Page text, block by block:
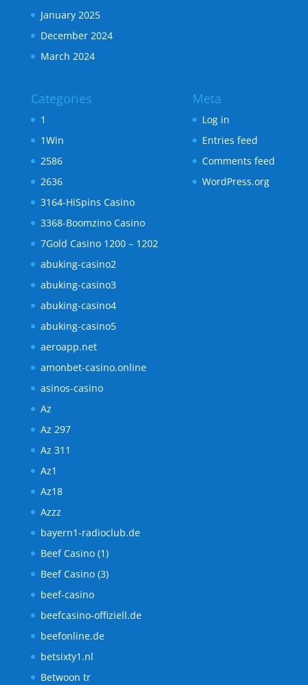
January 2025
December 2024
March 2024
Categories
1
1Win
2586
2636
3164-HiSpins Casino
3368-Boomzino Casino
7Gold Casino 1200 – 1202
abuking-casino2
abuking-casino3
abuking-casino4
abuking-casino5
aeroapp.net
amonbet-casino.online
asinos-casino
Az
Az 297
Az 311
Az1
Az18
Azzz
bayern1-radioclub.de
Beef Casino (1)
Beef Casino (3)
beef-casino
beefcasino-offiziell.de
beefonline.de
betsixty1.nl
Betwoon tr
Meta
Log in
Entries feed
Comments feed
WordPress.org